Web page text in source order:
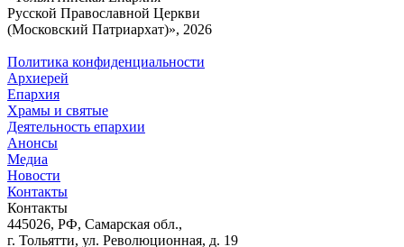
Русской Православной Церкви
(Московский Патриархат)», 2026
Политика конфиденциальности
Архиерей
Епархия
Храмы и святые
Деятельность епархии
Анонсы
Медиа
Новости
Контакты
Контакты
445026, РФ, Самарская обл.,
г. Тольятти, ул. Революционная, д. 19